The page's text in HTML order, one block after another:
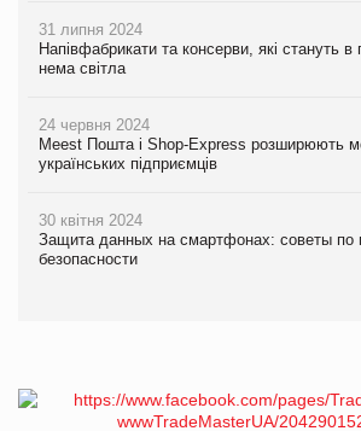
31 липня 2024
Напівфабрикати та консерви, які стануть в
нема світла
24 червня 2024
Meest Пошта і Shop-Express розширюють
українських підприємців
30 квітня 2024
Защита данных на смартфонах: советы
безопасности